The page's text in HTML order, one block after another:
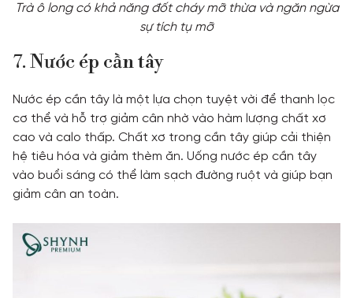
Trà ô long có khả năng đốt cháy mỡ thừa và ngăn ngừa
sự tích tụ mỡ
7. Nước ép cần tây
Nước ép cần tây là một lựa chọn tuyệt vời để thanh lọc
cơ thể và hỗ trợ giảm cân nhờ vào hàm lượng chất xơ
cao và calo thấp. Chất xơ trong cần tây giúp cải thiện
hệ tiêu hóa và giảm thèm ăn. Uống nước ép cần tây
vào buổi sáng có thể làm sạch đường ruột và giúp bạn
giảm cân an toàn.